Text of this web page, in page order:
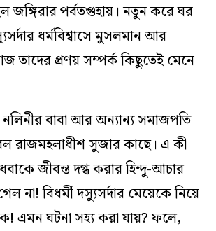
জঙ্গিরার পর্বতগুহায়। নতুন করে ঘর
ধর্মবিশ্বাসে মুসলমান আর
তাদের প্রণয় সম্পর্ক কিছুতেই মেনে
বাবা আর অন্যান্য সমাজপতি
রাজমহলাধীশ সুজার কাছে। এ কী
জীবন্ত দগ্ধ করার হিন্দু-আচার
না! বিধর্মী দস্যুসর্দার মেয়েকে নিয়ে
এমন ঘটনা সহ‌্য করা যায়? ফলে,